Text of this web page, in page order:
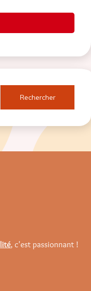
, c'est passionnant !